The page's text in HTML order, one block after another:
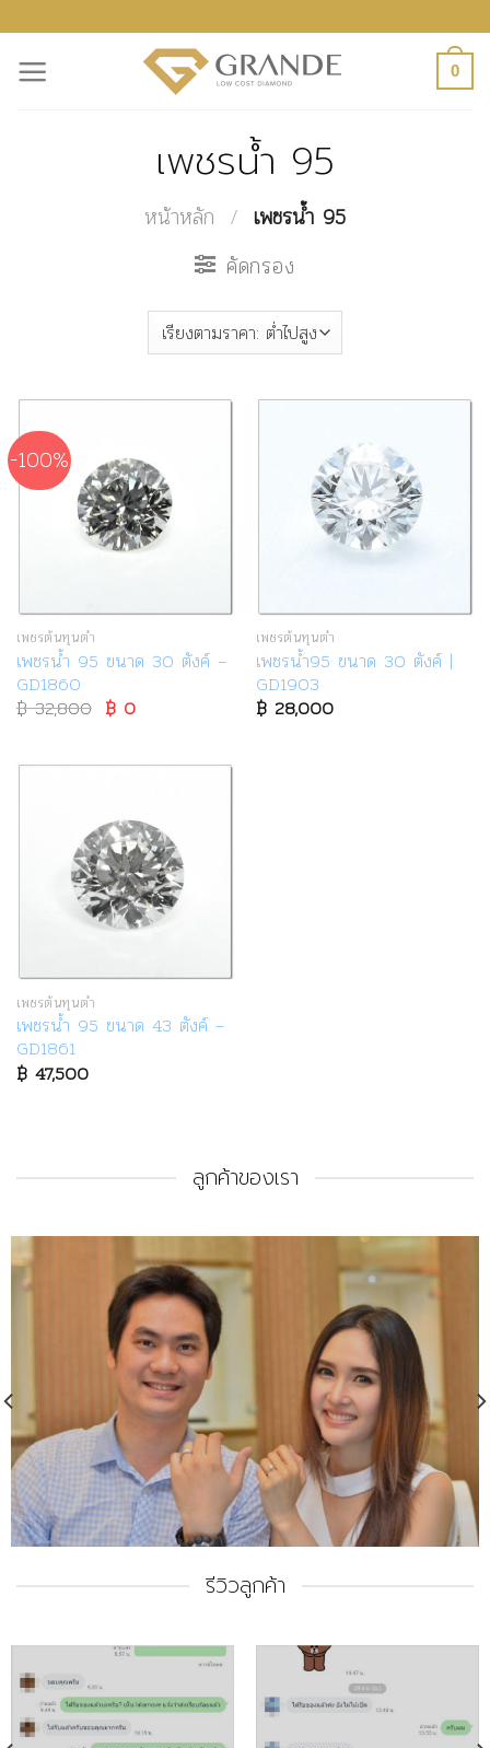
ยัง
0
เพชรน้ำ 95
หน้าหลัก / เพชรน้ำ 95
คัดกรอง
-100%
เพชรต้นทุนต่ำ
เพชรน้ำ 95 ขนาด 30 ตังค์ –
GD1860
฿32,800 Original
price
฿ 32,800.
฿0Current
฿ 0.
เพชรต้นทุนต่ำ
เพชรน้ำ95 ขนาด 30 ตังค์ |
GD1903
฿28,000
เพชรต้นทุนต่ำ
เพชรน้ำ 95 ขนาด 43 ตังค์ –
GD1861
฿47,500
ลูกค้าของเรา
รีวิวลูกค้า